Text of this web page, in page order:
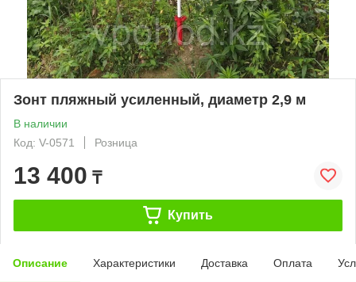
Зонт пляжный усиленный, диаметр 2,9 м
В наличии
Код: V-0571
Розница
13 400 ₸
Купить
Описание Характеристики Доставка Оплата